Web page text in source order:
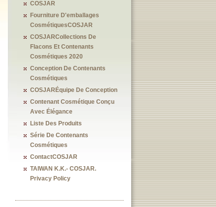
COSJAR
Fourniture D'emballages
CosmétiquesCOSJAR
COSJARCollections De
Flacons Et Contenants
Cosmétiques 2020
Conception De Contenants
Cosmétiques
COSJARÉquipe De Conception
Contenant Cosmétique Conçu
Avec Élégance
Liste Des Produits
Série De Contenants
Cosmétiques
ContactCOSJAR
TAIWAN K.K.- COSJAR.
Privacy Policy